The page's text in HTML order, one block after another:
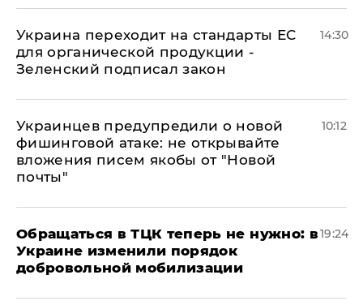
Украина переходит на стандарты ЕС
для органической продукции -
Зеленский подписал закон
14:30
Украинцев предупредили о новой
фишинговой атаке: не открывайте
вложения писем якобы от "Новой
почты"
10:12
Обращаться в ТЦК теперь не нужно: в
Украине изменили порядок
добровольной мобилизации
19:24